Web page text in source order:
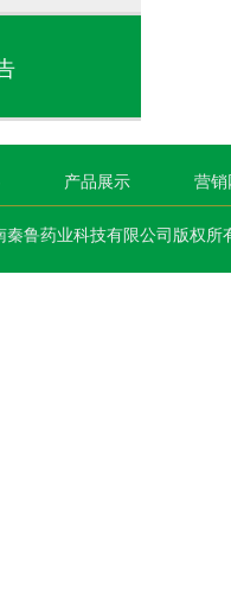
产品展示 营
秦鲁药业科技有限公司版